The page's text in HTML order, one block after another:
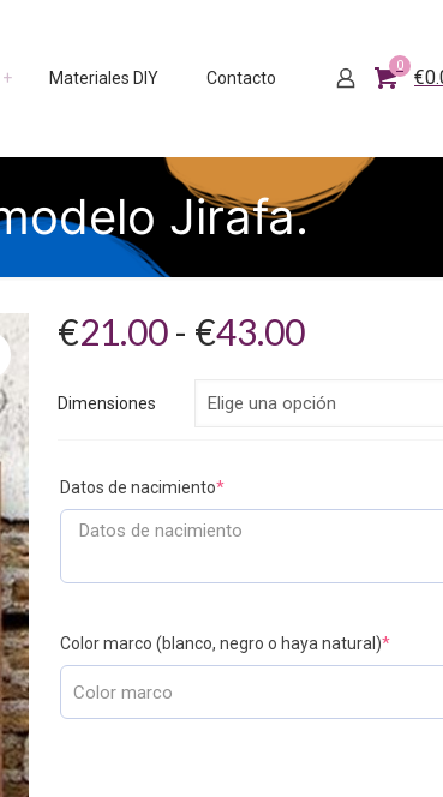
Materiales DIY Contacto
0
Jirafa.
€21.00- €43.00Rango
precios:
hasta
Dimensiones
Datos de nacimiento*
Color marco (blanco, negro o haya natural)*